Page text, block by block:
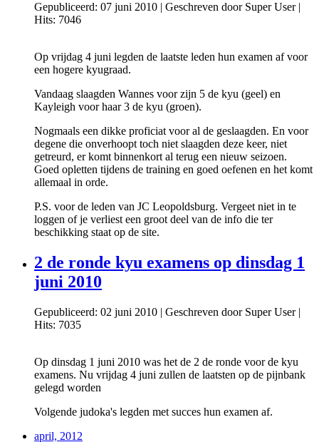
Gepubliceerd: 07 juni 2010 | Geschreven door Super User|
Hits: 7046
Op vrijdag 4 juni legden de laatste leden hun examen af voor
een hogere kyugraad.
Vandaag slaagden Wannes voor zijn 5 de kyu (geel) en
Kayleigh voor haar 3 de kyu (groen).
Nogmaals een dikke proficiat voor al de geslaagden. En voor
degene die onverhoopt toch niet slaagden deze keer, niet
getreurd, er komt binnenkort al terug een nieuw seizoen.
Goed opletten tijdens de training en goed oefenen en het komt
allemaal in orde.
P.S. voor de leden van JC Leopoldsburg. Vergeet niet in te
loggen of je verliest een groot deel van de info die ter
beschikking staat op de site.
2 de ronde kyu examens op dinsdag 1
juni 2010
Gepubliceerd: 02 juni 2010 | Geschreven door Super User|
Hits: 7035
Op dinsdag 1 juni 2010 was het de 2 de ronde voor de kyu
examens. Nu vrijdag 4 juni zullen de laatsten op de pijnbank
gelegd worden
Volgende judoka's legden met succes hun examen af.
april, 2012